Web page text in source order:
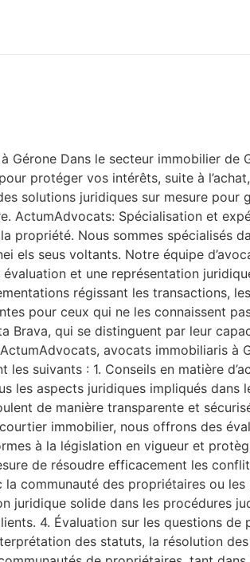
Dans le secteur immobilier de
protéger vos intérêts, suite à
solutions juridiques sur mesure
ActumAdvocats: Spécialisation et
propriété. Nous sommes spécialisés
els seus voltants. Notre équipe
et une représentation
régissant les transactions,
pour ceux qui ne les connaissent
Brava, qui se distinguent par leur
avocats immobiliaris à
suivants : 1. Conseils en matière
aspects juridiques impliqués dans
de manière transparente et
immobilier, nous offrons des
à la législation en vigueur et
de résoudre efficacement les
communauté des propriétaires ou
solide dans les procédures
4. Évaluation sur les questions de
des statuts, la résolution